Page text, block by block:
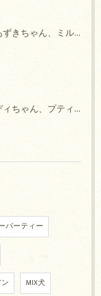
今日はシュガーちゃん、あずきちゃん、ミルキーちゃん、コロンちゃん、ココちゃんのトリミングの紹介です【奈良のエース動物病院】
今日はリリィちゃん、バディちゃん、プティちゃん、ナッツちゃん、レンちゃんのトリミングの紹介です【奈良のエース動物病院】
パーティー
MIX犬